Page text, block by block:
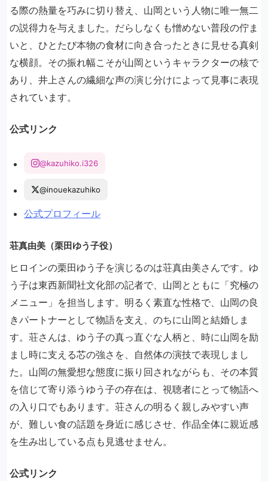
る際の熱量を巧みに切り替え、山岡という人物に唯一無二
の説得力を与えました。だらしなくも憎めない普段の佇ま
いと、ひとたび本物の食材に向き合ったときに見せる真剣
な横顔。その振れ幅こそが山岡というキャラクターの核で
あり、井上さんの繊細な声の演じ分けによって見事に表現
されています。
公式リンク
@kazuhiko.i326
@inouekazuhiko
公式プロフィール
荘真由美（栗田ゆう子役）
ヒロインの栗田ゆう子を演じるのは荘真由美さんです。ゆ
う子は東西新聞社文化部の記者で、山岡とともに「究極の
メニュー」を担当します。明るく素直な性格で、山岡の良
きパートナーとして物語を支え、のちに山岡と結婚しま
す。荘さんは、ゆう子の真っ直ぐな人柄と、時に山岡を励
まし時に支える芯の強さを、自然体の演技で表現しまし
た。山岡の無愛想な態度に振り回されながらも、その本質
を信じて寄り添うゆう子の存在は、視聴者にとって物語へ
の入り口でもあります。荘さんの明るく親しみやすい声
が、難しい食の話題を身近に感じさせ、作品全体に親近感
を生み出している点も見逃せません。
公式リンク